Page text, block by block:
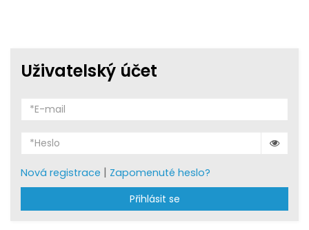
Uživatelský účet
Nová registrace | Zapomenuté heslo?
Přihlásit se